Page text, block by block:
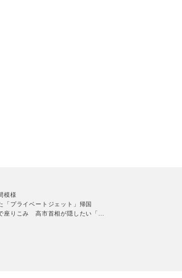
模様
プライベートジェット」帰国
座りこみ 高市首相が隠したい「...